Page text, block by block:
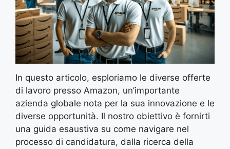
In questo articolo, esploriamo le diverse offerte
di lavoro presso Amazon, un’importante
azienda globale nota per la sua innovazione e le
diverse opportunità. Il nostro obiettivo è fornirti
una guida esaustiva su come navigare nel
processo di candidatura, dalla ricerca della